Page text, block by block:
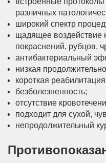
различных
широкий спектр
щадящее воздействие
покраснений, рубцов,
антибактериальный
низкая
короткая
безболезненность;
отсутствие
подходит для сухой,
непродолжительный